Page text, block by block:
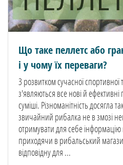
Що таке пеллетс або
і у чому їх переваги?
З розвитком сучасної спортивної
з'являються все нові й
суміші. Різноманітність досягла
звичайний рибалка не в змозі
отримувати для себе
приходячи в рибальський
відповідну для ...